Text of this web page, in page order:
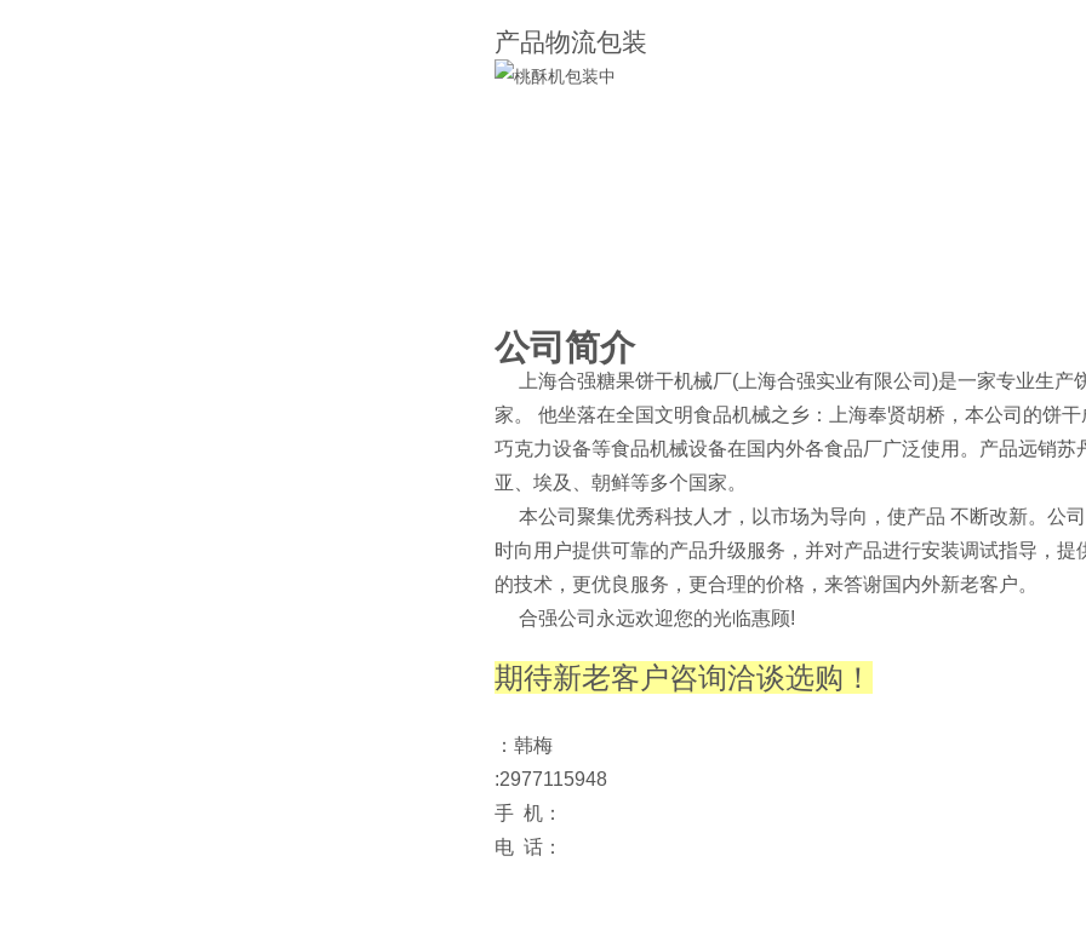
产品物流包装
公司简介
上海合强糖果饼干机械厂(上海合强实业有限公司)是一家专业生产
家。 他坐落在全国文明食品机械之乡：上海奉贤胡桥，本公司的饼
巧克力设备等食品机械设备在国内外各食品厂广泛使用。产品远销
亚、埃及、朝鲜等多个国家。
本公司聚集优秀科技人才，以市场为导向，使产品 不断改新。公
时向用户提供可靠的产品升级服务，并对产品进行安装调试指导，
的技术，更优良服务，更合理的价格，来答谢国内外新老客户。
合强公司永远欢迎您的光临惠顾!
期待新老客户咨询洽谈选购！
：韩梅
:2977115948
手 机：
电 话：